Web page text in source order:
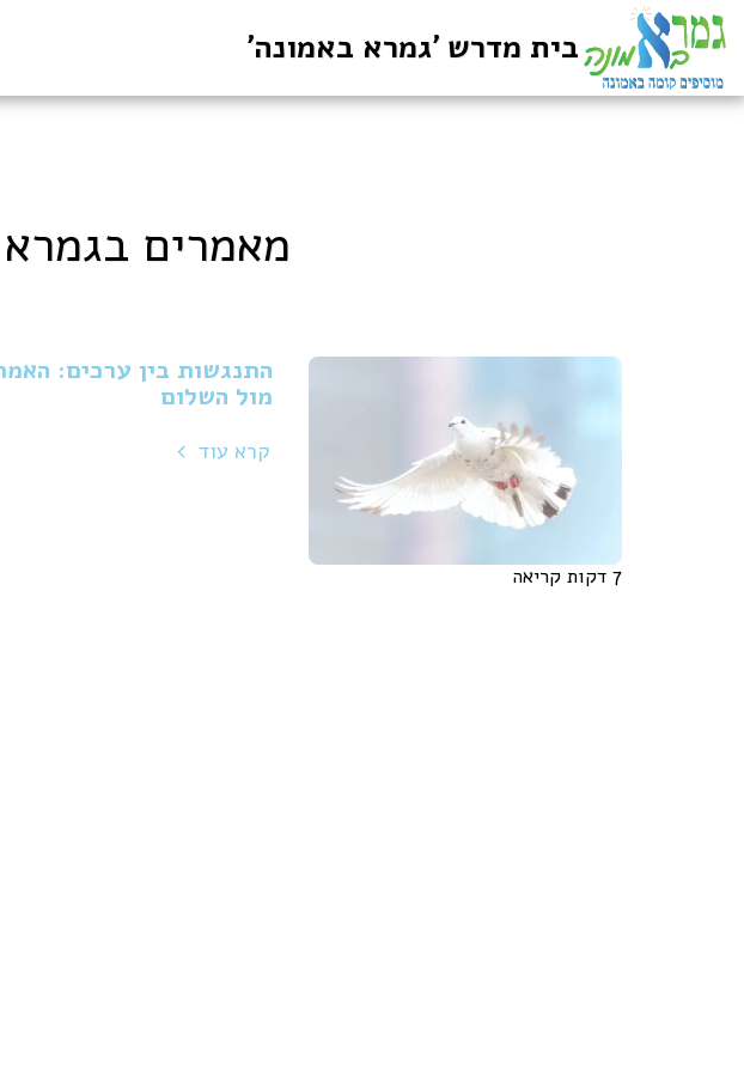
בית מדרש 'גמרא באמונה'
מאמרים
7 דקות קריאה
התנגשות בין ערכים:
מול השלום
קרא עוד